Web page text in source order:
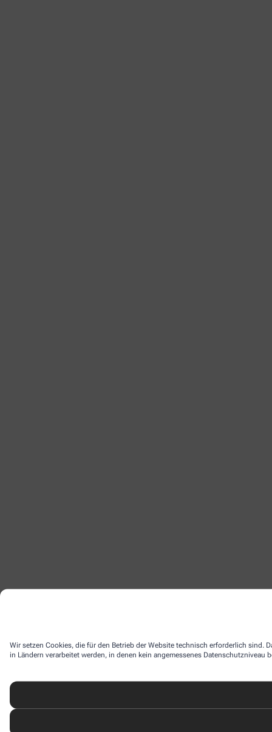
Wir setzen Cookies, die für den Betrieb der Website technisch erforderlich sind.
in Ländern verarbeitet werden, in denen kein angemessenes